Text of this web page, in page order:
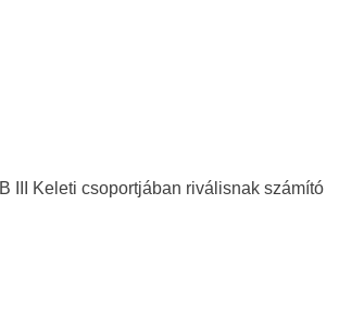
III Keleti csoportjában riválisnak számító